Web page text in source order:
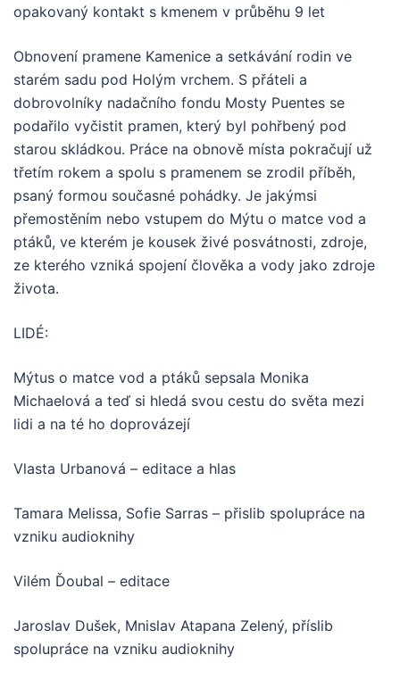
opakovaný kontakt s kmenem v průběhu 9 let
Obnovení pramene Kamenice a setkávání rodin ve
starém sadu pod Holým vrchem. S přáteli a
dobrovolníky nadačního fondu Mosty Puentes se
podařilo vyčistit pramen, který byl pohřbený pod
starou skládkou. Práce na obnově místa pokračují už
třetím rokem a spolu s pramenem se zrodil příběh,
psaný formou současné pohádky. Je jakýmsi
přemostěním nebo vstupem do Mýtu o matce vod a
ptáků, ve kterém je kousek živé posvátnosti, zdroje,
ze kterého vzniká spojení člověka a vody jako zdroje
života.
LIDÉ:
Mýtus o matce vod a ptáků sepsala Monika
Michaelová a teď si hledá svou cestu do světa mezi
lidi a na té ho doprovázejí
Vlasta Urbanová – editace a hlas
Tamara Melissa, Sofie Sarras – přislib spolupráce na
vzniku audioknihy
Vilém Ďoubal – editace
Jaroslav Dušek, Mnislav Atapana Zelený, příslib
spolupráce na vzniku audioknihy